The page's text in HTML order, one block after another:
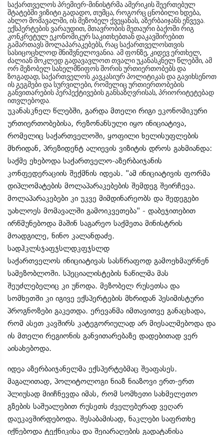
საქართველოს პრემიერ-მინისტრმა ამერიკის შეერთებულ
შტატებში ვიზიტი გადადო, თუმცა, როგორც ცნობილი ხდება,
ახლო მომავალში, ის მეზობელ ქვეყანას, აზერბაიჯანს ეწვევა.
ექსპერტების ვარაუდით, მთავრობის მეთაური ბაქოში რიგ
კონკრეტულ ეკონომიკურ საკითხებთან დაკავშირებით
გამართავს მოლაპარაკებებს, რაც საქართველოსთვის
სასიცოცხლოდ მნიშვნელოვანია. ამ ფონზე, კიდევ ერთხელ,
ძალიან მოკლედ გადავავლოთ თვალი უკანასკნელ წლებში, ამ
ორ მეზობელ სახელმწიფოს შორის ურთიერთობებს და
ზოგადად, საქართველოს კავკასიურ პოლიტიკას და გავიხსენოთ
ის გეგმები და სურვილები, რომელიც ურთიერთობების
განვითარების პერპექტივების განსაზღვრისას, პრიორიტეტებად
ითვლებოდა.
უკანასკნელ წლებში, გარდა მთელი რიგი ეკონომიკური
ურთიერთობებისა, რეზონანსული იყო ინიციატივა,
რომელიც საქართველოში, ყოფილი ხელისუფლების
მხრიდან, პრეზიდენტ ალიევის ვიზიტის დროს გახმიანდა:
საქმე ეხებოდა საქართველო-აზერბაიჯანის
კონფედერაციის შექმნის იდეას. "ამ ინიციატივის ფორმა
დიპლომატების მოლაპარაკებების შემდეგ შეირჩევა.
მოლაპარაკებები კი უკვე მიმდინარეობს და შედეგები
უახლოეს მომავალში გამოიკვეთება" - დაბეჯითებით
ირწმუნებოდა მაშინ საგარეო საქმეთა მინისტრის
მოადგილე, ნინო კალანდაძე.
სადჰკლსჯაფჯსლდკფჯსლდ
საქართველოს ინიციატივას სასწრაფოდ გამოეხმაურნენ
სამეზობლოში. სპეციალისტების ნაწილმა მას
შეუძლებელიც კი უწოდა. მეზობელ რუსეთსა და
სომხეთში კი იგივე ექსპერტების მხრიდან პესიმისტური
პროგნოზები გაკეთდა. ერევანმა იმთავითვე განაცხადა,
რომ ასეთ კავშირს კატეგორიულად არ მიესალმებოდა და
ის მთელი რეგიონის განვითარებაზე დადებითად ვერ
აისახებოდა.
იდეა აზერბაიჯანელმა ექსპერტებმაც შეაფასეს.
მაგალითად, პოლიტოლოგი ნიაზ ნიაზოვი ერთ-ერთ
პლიუსად მიიჩნევდა იმას, რომ სომხეთი სახმელეთო
გზების საშუალებით რუსეთს ძველებურად ვეღარ
დაუკავშირდებოდა. შესაბამისად, ნაკლები საფრთხე
იქნებოდა ტექნიკისა და შეიარაღების გადატანისა